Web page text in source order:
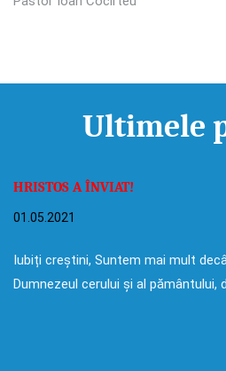
Ultimele
HRISTOS A ÎNVIAT!
01.05.2021
Iubiți creștini, Suntem mai mult
Dumnezeul cerului și al pământului,